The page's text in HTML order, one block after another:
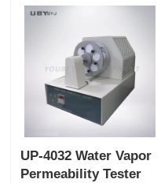
UP-4032 Water Vapor
Permeability Tester